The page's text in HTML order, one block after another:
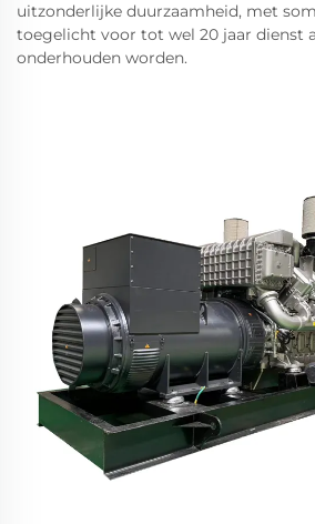
uitzonderlijke duurzaamheid, met
toegelicht voor tot wel 20 jaar dienst
onderhouden worden.